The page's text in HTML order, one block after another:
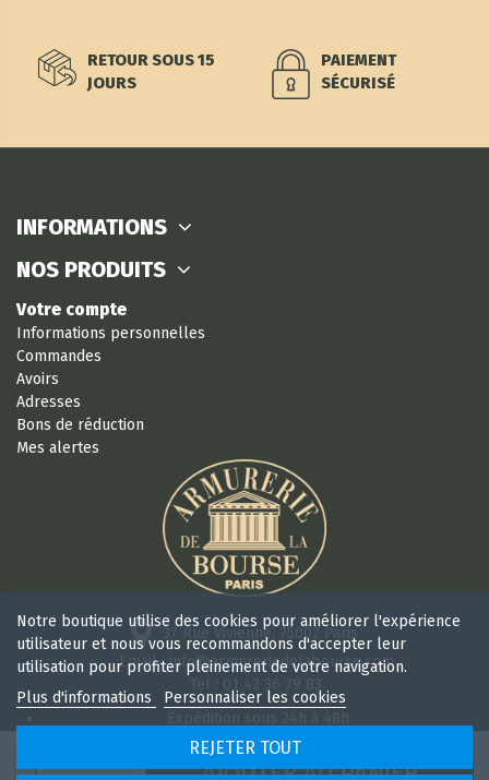
AJOUTER AU PANIER
RETOUR SOUS 15
JOURS
PAIEMENT
SÉCURISÉ
INFORMATIONS
NOS PRODUITS
Votre compte
Informations personnelles
Commandes
Avoirs
Adresses
Bons de réduction
Mes alertes
37 Rue Vivienne, 75002 Paris
Email : info@armureriedelabourse.com
Retour sous 15 jours
Notre boutique utilise des cookies pour améliorer l'expérience
utilisateur et nous vous recommandons d'accepter leur
utilisation pour profiter pleinement de votre navigation.
Plus d'informations
Personnaliser les cookies
REJETER TOUT